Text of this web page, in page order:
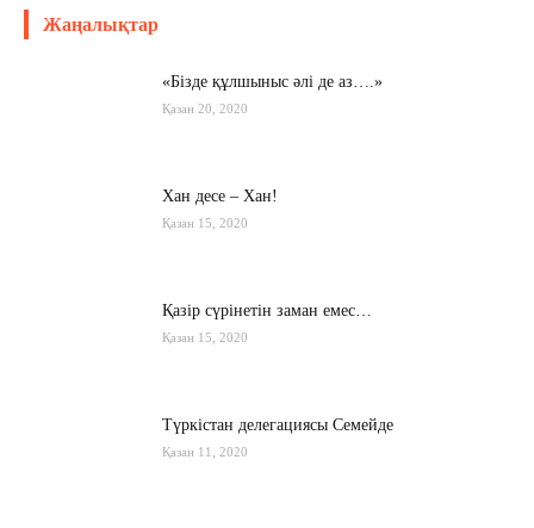
Жаңалықтар
«Бізде құлшыныс әлі де аз….»
Қазан 20, 2020
Хан десе – Хан!
Қазан 15, 2020
Қазір сүрінетін заман емес…
Қазан 15, 2020
Түркістан делегациясы Семейде
Қазан 11, 2020